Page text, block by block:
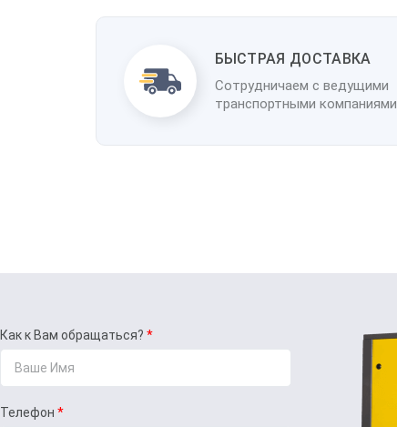
БЫСТРАЯ ДОСТАВКА
Сотрудничаем с ведущими
транспортными компаниями
Как к Вам обращаться?
Телефон